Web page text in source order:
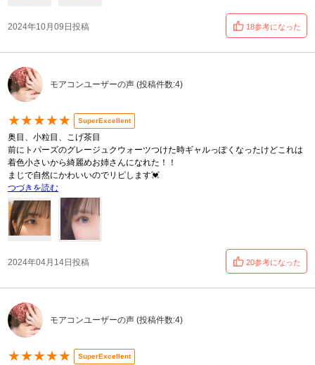
2024年10月09日投稿 18参考になった
モアコンユーザーの声 (投稿件数:4)
★★★★★ SuperExcellent
奥目、小粒目、こげ茶目
前にトパーズのグレージュクウォーツつけた時ギャルっぽくなったけどこれは
着色小さいから綺麗めお姉さんになれた！！
まじで自然にかわいいのでリピします💓
つづきを読む
2024年04月14日投稿 20参考になった
モアコンユーザーの声 (投稿件数:4)
★★★★★ SuperExcellent